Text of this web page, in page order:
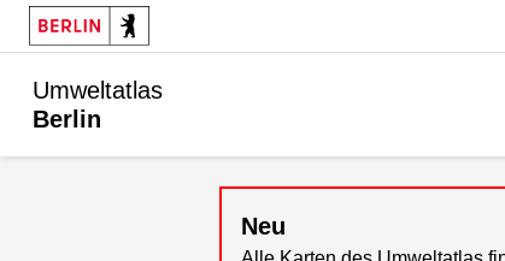
Umweltatlas
Berlin
Neu